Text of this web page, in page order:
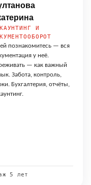
И
познакомитесь — вся
у неё.
— как важный
Забота, контроль,
Бухгалтерия, отчёты,
5 лет